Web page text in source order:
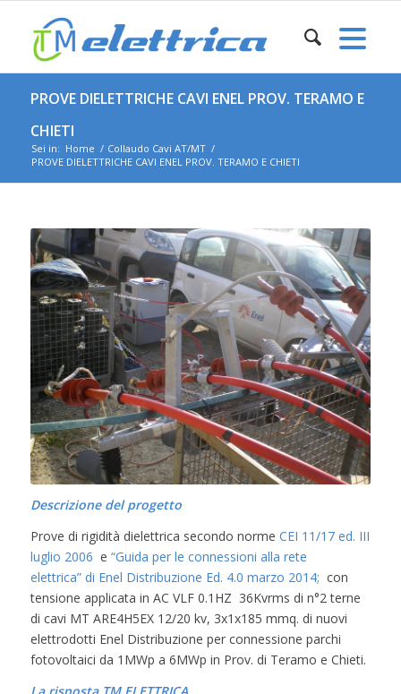
PROVE DIELETTRICHE CAVI ENEL PROV. TERAMO E
CHIETI
Sei in: Home / Collaudo Cavi AT/MT /
PROVE DIELETTRICHE CAVI ENEL PROV. TERAMO E CHIETI
Descrizione del progetto
Prove di rigidità dielettrica secondo norme CEI 11/17 ed. III
luglio 2006 e “Guida per le connessioni alla rete
elettrica” di Enel Distribuzione Ed. 4.0 marzo 2014; con
tensione applicata in AC VLF 0.1HZ 36Kvrms di n°2 terne
di cavi MT ARE4H5EX 12/20 kv, 3x1x185 mmq. di nuovi
elettrodotti Enel Distribuzione per connessione parchi
fotovoltaici da 1MWp a 6MWp in Prov. di Teramo e Chieti.